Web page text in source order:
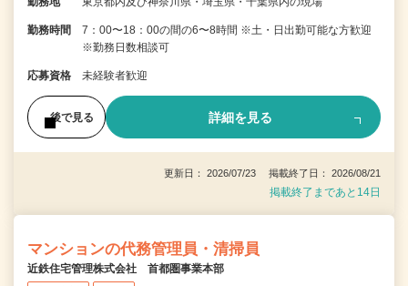
勤務時間
7：00〜18：00の間の6〜8時間 ※土・日出勤可能な方歓迎
※勤務日数相談可
応募資格 未経験者歓迎
後で見る 詳細を見る
更新日： 2026/07/23 掲載終了日： 2026/08/21
掲載終了まであと14日
マンションの代務管理員・清掃員
近鉄住宅管理株式会社 首都圏事業本部